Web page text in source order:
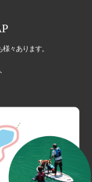
々あります。